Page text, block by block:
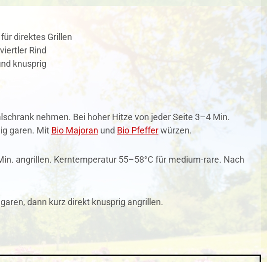
direktes Grillen
Rind
knusprig
nehmen. Bei hoher Hitze von jeder Seite 3–4 Min.
garen. Mit Bio Majoran und Bio Pfefferwürzen.
angrillen. Kerntemperatur 55–58°C für medium-rare. Nach
dann kurz direkt knusprig angrillen.